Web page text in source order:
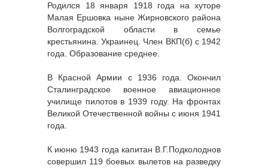
Родился 18 января 1918 года на хуторе
Малая Ершовка ныне Жирновского района
Волгоградской области в семье
крестьянина. Украинец. Член ВКП(б) с 1942
года. Образование среднее.
В Красной Армии с 1936 года. Окончил
Сталинградское военное авиационное
училище пилотов в 1939 году. На фронтах
Великой Отечественной войны с июня 1941
года.
К июню 1943 года капитан В.Г.Подколоднов
совершил 119 боевых вылетов на разведку